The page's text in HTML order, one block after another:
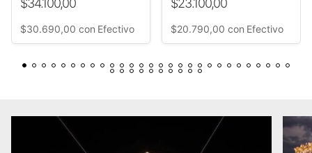
$34.100,00
$30.690,00 con Efectivo
$23.100,00
$20.790,00 con Efectivo